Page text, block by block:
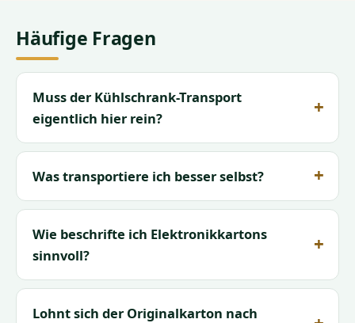
Häufige Fragen
Muss der Kühlschrank-Transport
eigentlich hier rein?
Was transportiere ich besser selbst?
Wie beschrifte ich Elektronikkartons
sinnvoll?
Lohnt sich der Originalkarton nach